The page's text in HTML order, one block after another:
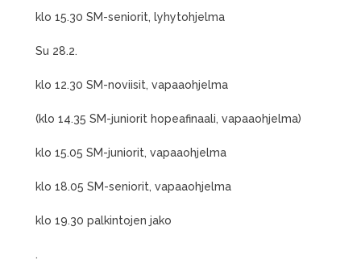
klo 15.30 SM-seniorit, lyhytohjelma
Su 28.2.
klo 12.30 SM-noviisit, vapaaohjelma
(klo 14.35 SM-juniorit hopeafinaali, vapaaohjelma)
klo 15.05 SM-juniorit, vapaaohjelma
klo 18.05 SM-seniorit, vapaaohjelma
klo 19.30 palkintojen jako
.